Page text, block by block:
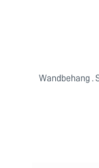
Wandbehang .